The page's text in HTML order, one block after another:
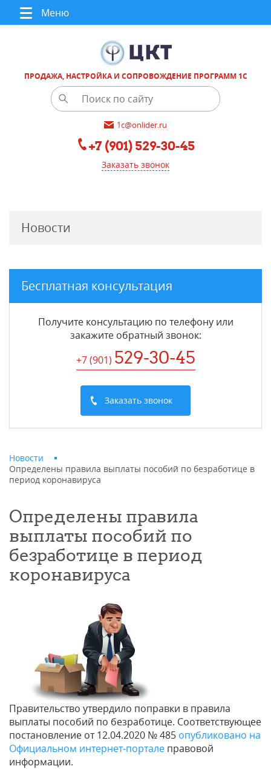
Меню
ПРОДАЖА, НАСТРОЙКА И СОПРОВОЖДЕНИЕ ПРОГРАММ 1С
1c@onlider.ru
+7 (901) 529-30-45
Заказать звонок
Новости
Бесплатная консультация
Получите консультацию по телефону или
закажите обратный звонок:
+7 (901) 529-30-45
Заказать звонок
Новости
Определены правила выплаты пособий по безработице в
период коронавируса
Определены правила
выплаты пособий по
безработице в период
коронавируса
Правительство утвердило поправки в правила
выплаты пособий по безработице. Соответствующее
постановление от 12.04.2020 № 485 опубликовано на
Официальном интернет-портале правовой
информации.